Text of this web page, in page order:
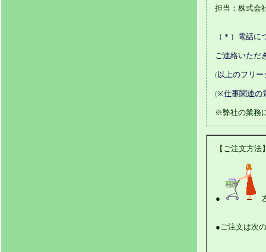
担当：株式
（＊）電話
ご連絡いただ
(以上のフリー
(※仕事関連の
※弊社の業務
【ご注文方法
●
●ご注文は次